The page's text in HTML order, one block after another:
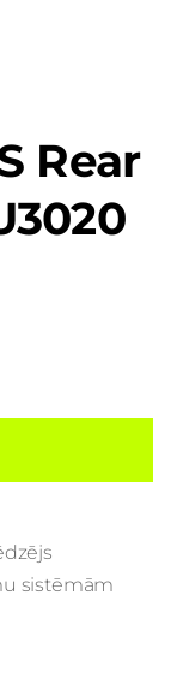
Rear
sistēmām